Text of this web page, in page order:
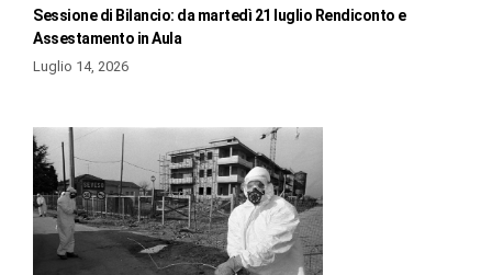
Sessione di Bilancio: da martedì 21 luglio Rendiconto e
Assestamento in Aula
Luglio 14, 2026